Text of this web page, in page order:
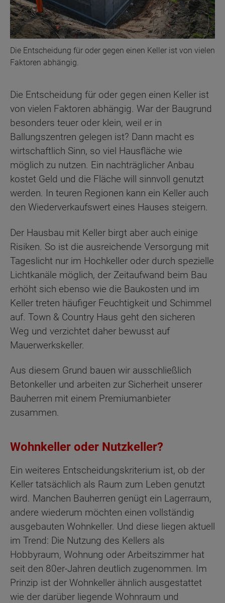
Die Entscheidung für oder gegen einen Keller ist von vielen
Faktoren abhängig.
Die Entscheidung für oder gegen einen Keller ist
von vielen Faktoren abhängig. War der Baugrund
besonders teuer oder klein, weil er in
Ballungszentren gelegen ist? Dann macht es
wirtschaftlich Sinn, so viel Hausfläche wie
möglich zu nutzen. Ein nachträglicher Anbau
kostet Geld und die Fläche will sinnvoll genutzt
werden. In teuren Regionen kann ein Keller auch
den Wiederverkaufswert eines Hauses steigern.
Der Hausbau mit Keller birgt aber auch einige
Risiken. So ist die ausreichende Versorgung mit
Tageslicht nur im Hochkeller oder durch spezielle
Lichtkanäle möglich, der Zeitaufwand beim Bau
erhöht sich ebenso wie die Baukosten und im
Keller treten häufiger Feuchtigkeit und Schimmel
auf. Town & Country Haus geht den sicheren
Weg und verzichtet daher bewusst auf
Mauerwerkskeller.
Aus diesem Grund bauen wir ausschließlich
Betonkeller und arbeiten zur Sicherheit unserer
Bauherren mit einem Premiumanbieter
zusammen.
Wohnkeller oder Nutzkeller?
Ein weiteres Entscheidungskriterium ist, ob der
Keller tatsächlich als Raum zum Leben genutzt
wird. Manchen Bauherren genügt ein Lagerraum,
andere wiederum möchten einen vollständig
ausgebauten Wohnkeller. Und diese liegen aktuell
im Trend: Die Nutzung des Kellers als
Hobbyraum, Wohnung oder Arbeitszimmer hat
seit den 80er-Jahren deutlich zugenommen. Im
Prinzip ist der Wohnkeller ähnlich ausgestattet
wie der darüber liegende Wohnraum und